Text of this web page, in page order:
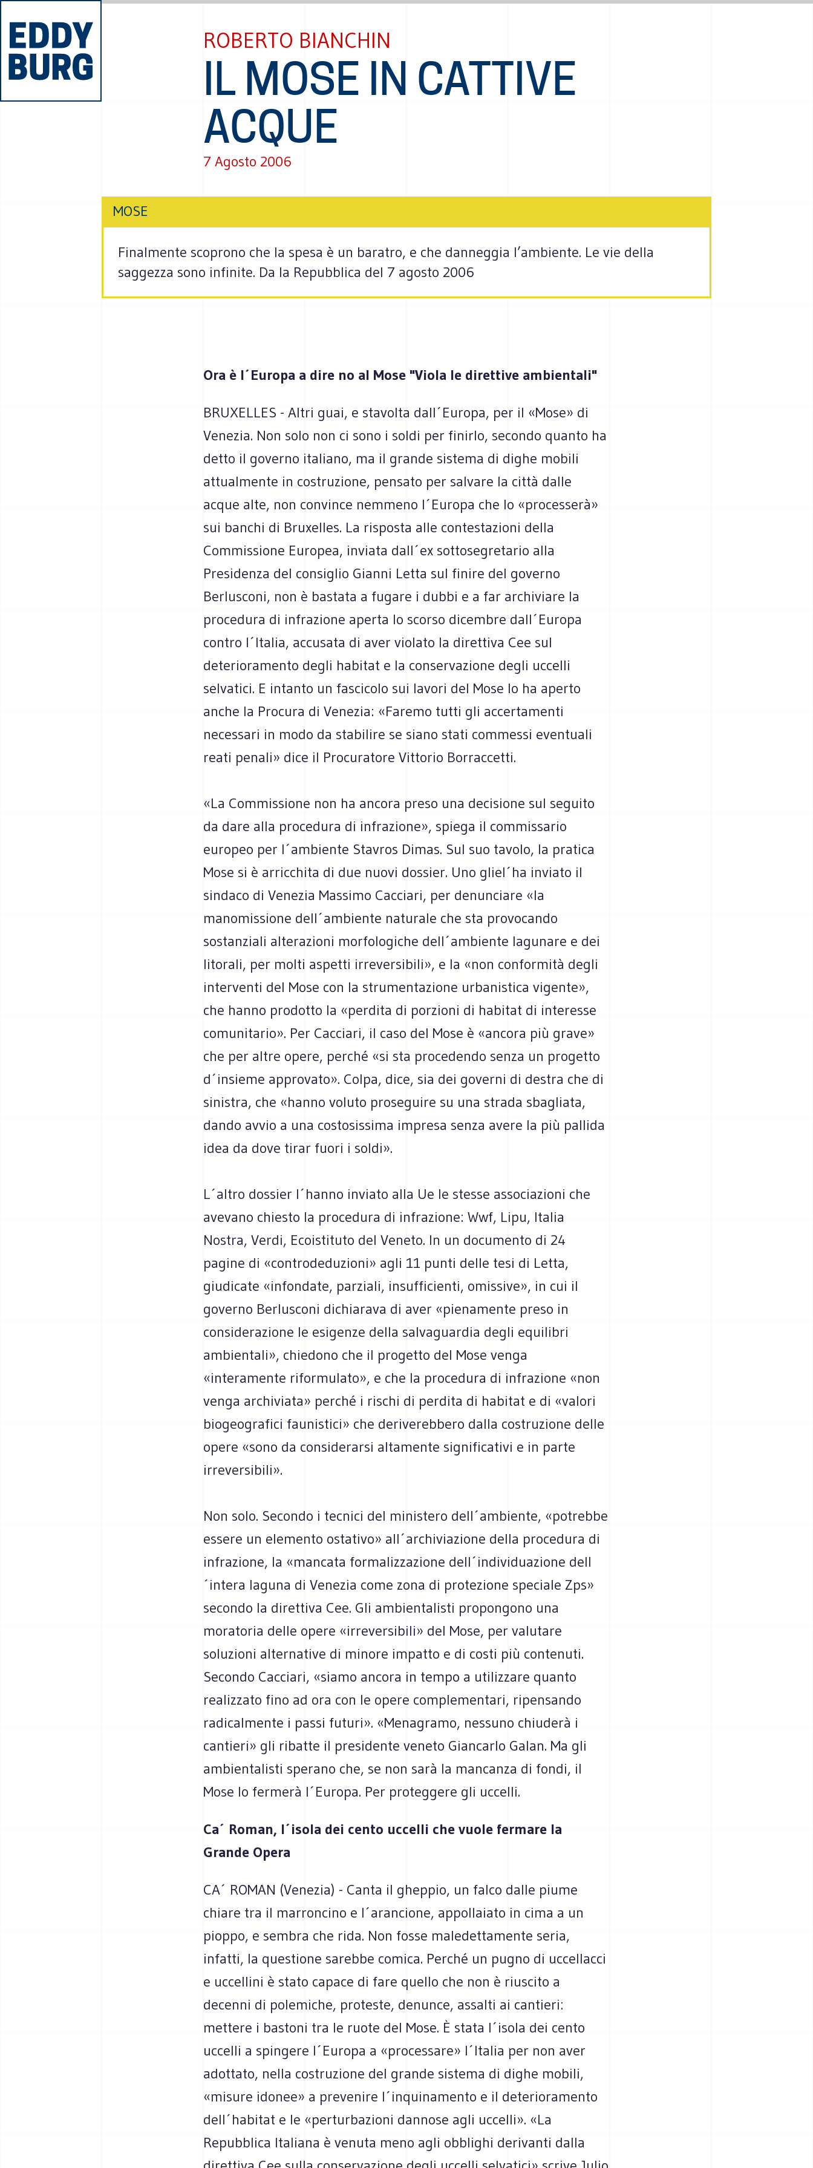
ROBERTO BIANCHIN
IL MOSE IN CATTIVE
ACQUE
7 Agosto 2006
MOSE
Finalmente scoprono che la spesa è un baratro, e che danneggia l’ambiente. Le vie della
saggezza sono infinite. Da la Repubblica del 7 agosto 2006
Ora è l´Europa a dire no al Mose "Viola le direttive ambientali"
BRUXELLES - Altri guai, e stavolta dall´Europa, per il «Mose» di
Venezia. Non solo non ci sono i soldi per finirlo, secondo quanto ha
detto il governo italiano, ma il grande sistema di dighe mobili
attualmente in costruzione, pensato per salvare la città dalle
acque alte, non convince nemmeno l´Europa che lo «processerà»
sui banchi di Bruxelles. La risposta alle contestazioni della
Commissione Europea, inviata dall´ex sottosegretario alla
Presidenza del consiglio Gianni Letta sul finire del governo
Berlusconi, non è bastata a fugare i dubbi e a far archiviare la
procedura di infrazione aperta lo scorso dicembre dall´Europa
contro l´Italia, accusata di aver violato la direttiva Cee sul
deterioramento degli habitat e la conservazione degli uccelli
selvatici. E intanto un fascicolo sui lavori del Mose lo ha aperto
anche la Procura di Venezia: «Faremo tutti gli accertamenti
necessari in modo da stabilire se siano stati commessi eventuali
reati penali» dice il Procuratore Vittorio Borraccetti.
«La Commissione non ha ancora preso una decisione sul seguito
da dare alla procedura di infrazione», spiega il commissario
europeo per l´ambiente Stavros Dimas. Sul suo tavolo, la pratica
Mose si è arricchita di due nuovi dossier. Uno gliel´ha inviato il
sindaco di Venezia Massimo Cacciari, per denunciare «la
manomissione dell´ambiente naturale che sta provocando
sostanziali alterazioni morfologiche dell´ambiente lagunare e dei
litorali, per molti aspetti irreversibili», e la «non conformità degli
interventi del Mose con la strumentazione urbanistica vigente»,
che hanno prodotto la «perdita di porzioni di habitat di interesse
comunitario». Per Cacciari, il caso del Mose è «ancora più grave»
che per altre opere, perché «si sta procedendo senza un progetto
d´insieme approvato». Colpa, dice, sia dei governi di destra che di
sinistra, che «hanno voluto proseguire su una strada sbagliata,
dando avvio a una costosissima impresa senza avere la più pallida
idea da dove tirar fuori i soldi».
L´altro dossier l´hanno inviato alla Ue le stesse associazioni che
avevano chiesto la procedura di infrazione: Wwf, Lipu, Italia
Nostra, Verdi, Ecoistituto del Veneto. In un documento di 24
pagine di «controdeduzioni» agli 11 punti delle tesi di Letta,
giudicate «infondate, parziali, insufficienti, omissive», in cui il
governo Berlusconi dichiarava di aver «pienamente preso in
considerazione le esigenze della salvaguardia degli equilibri
ambientali», chiedono che il progetto del Mose venga
«interamente riformulato», e che la procedura di infrazione «non
venga archiviata» perché i rischi di perdita di habitat e di «valori
biogeografici faunistici» che deriverebbero dalla costruzione delle
opere «sono da considerarsi altamente significativi e in parte
irreversibili».
Non solo. Secondo i tecnici del ministero dell´ambiente, «potrebbe
essere un elemento ostativo» all´archiviazione della procedura di
infrazione, la «mancata formalizzazione dell´individuazione dell
´intera laguna di Venezia come zona di protezione speciale Zps»
secondo la direttiva Cee. Gli ambientalisti propongono una
moratoria delle opere «irreversibili» del Mose, per valutare
soluzioni alternative di minore impatto e di costi più contenuti.
Secondo Cacciari, «siamo ancora in tempo a utilizzare quanto
realizzato fino ad ora con le opere complementari, ripensando
radicalmente i passi futuri». «Menagramo, nessuno chiuderà i
cantieri» gli ribatte il presidente veneto Giancarlo Galan. Ma gli
ambientalisti sperano che, se non sarà la mancanza di fondi, il
Mose lo fermerà l´Europa. Per proteggere gli uccelli.
Ca´ Roman, l´isola dei cento uccelli che vuole fermare la
Grande Opera
CA´ ROMAN (Venezia) - Canta il gheppio, un falco dalle piume
chiare tra il marroncino e l´arancione, appollaiato in cima a un
pioppo, e sembra che rida. Non fosse maledettamente seria,
infatti, la questione sarebbe comica. Perché un pugno di uccellacci
e uccellini è stato capace di fare quello che non è riuscito a
decenni di polemiche, proteste, denunce, assalti ai cantieri:
mettere i bastoni tra le ruote del Mose. È stata l´isola dei cento
uccelli a spingere l´Europa a «processare» l´Italia per non aver
adottato, nella costruzione del grande sistema di dighe mobili,
«misure idonee» a prevenire l´inquinamento e il deterioramento
dell´habitat e le «perturbazioni dannose agli uccelli». «La
Repubblica Italiana è venuta meno agli obblighi derivanti dalla